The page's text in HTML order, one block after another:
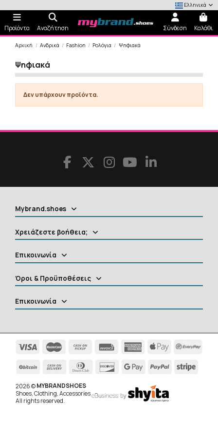
Ελληνικά
Προϊόντα Αναζήτηση Σύνδεση Καλάθι
Αρχική Ανδρικά Fashion Ρολόγια Ψηφιακά
Ψηφιακά
Δεν υπάρχουν προϊόντα.
Mybrand.shoes
Χρειάζεστε βοήθεια;
Επικοινωνία
Όροι & Προϋποθέσεις
Επικοινωνία
2026 ©MYBRANDSHOES
Shoes, Clothing, Accessories
All rights reserved.